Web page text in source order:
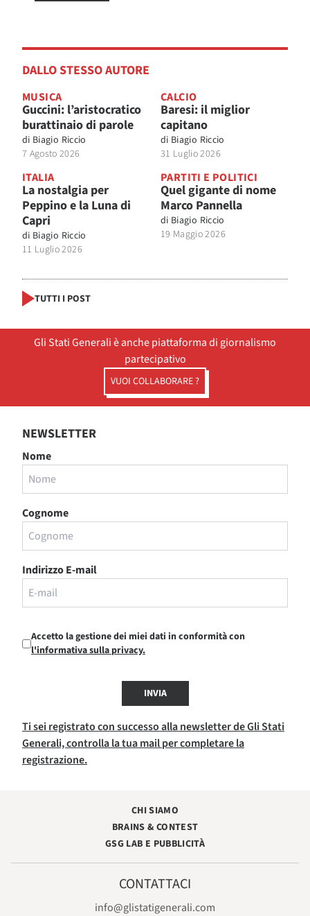
DALLO STESSO AUTORE
MUSICA
Guccini: l’aristocratico
burattinaio di parole
di Biagio Riccio
7 Agosto 2026
CALCIO
Baresi: il miglior
capitano
di Biagio Riccio
31 Luglio 2026
ITALIA
La nostalgia per
Peppino e la Luna di
Capri
di Biagio Riccio
11 Luglio 2026
PARTITI E POLITICI
Quel gigante di nome
Marco Pannella
di Biagio Riccio
19 Maggio 2026
TUTTI I POST
Gli Stati Generali è anche piattaforma di giornalismo
partecipativo
VUOI COLLABORARE ?
NEWSLETTER
Nome
Cognome
Indirizzo E-mail
Accetto la gestione dei miei dati in conformità con
l'informativa sulla privacy.
INVIA
Ti sei registrato con successo alla newsletter de Gli Stati
Generali, controlla la tua mail per completare la
registrazione.
CHI SIAMO
BRAINS & CONTEST
GSG LAB E PUBBLICITÀ
CONTATTACI
info@glistatigenerali.com